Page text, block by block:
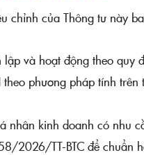
chỉnh của Thông tư này
và hoạt động theo quy
phương pháp tính
nhân kinh doanh có nhu
2026/TT-BTC để chuẩn